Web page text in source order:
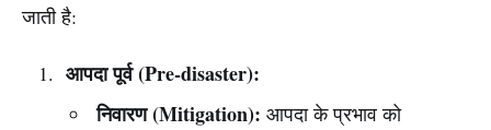
जाती है:
आपदा पूर्व (Pre-disaster):
निवारण (Mitigation): आपदा के प्रभाव को